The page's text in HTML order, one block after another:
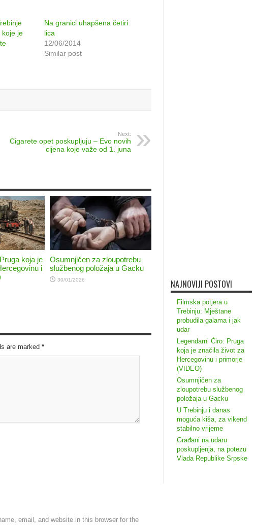
koje je
Na granici uhapšena četiri
lica
12/06/2014
Similar post
Next:
Cigarete opet poskupljuju – Evo novih
cijena koje važe od 1. juna
koja je
i
Osumnjičen za zloupotrebu
službenog položaja u Gacku
30/01/2026
are marked *
email, and website in this browser for the
NAJNOVIJI POSTOVI
Filmska potjera u
Trebinju: Mještane
probudila galama i jak
udar
Legendarni Ćiro: Pruga
koja je značila život za
Hercegovinu i primorje
(VIDEO)
Osumnjičen za
zloupotrebu službenog
položaja u Gacku
U Trebinju i danas
moguća kiša, za vikend
stabilno vrijeme
Građani na udaru
poskupljenja, na potezu
Vlada Republike Srpske